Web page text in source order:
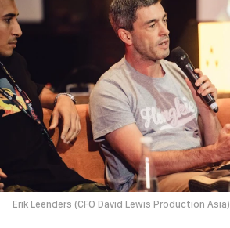
Erik Leenders (CFO David Lewis Production Asia)